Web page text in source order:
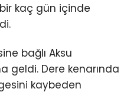
kaç gün içinde
bağlı Aksu
geldi. Dere kenarında
kaybeden